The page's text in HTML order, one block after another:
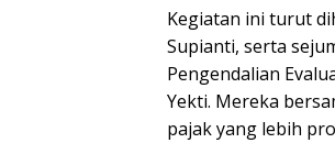
Kegiatan ini turut
Supianti, serta
Pengendalian
Yekti. Mereka
pajak yang lebih